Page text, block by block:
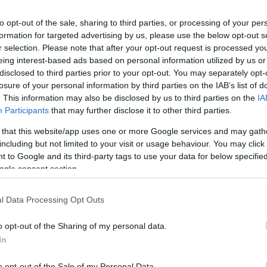
opt-out of the sale, sharing to third parties, or processing of your
for targeted advertising by us, please use the below opt-out
selection. Please note that after your opt-out request is processed
interest-based ads based on personal information utilized by us
to third parties prior to your opt-out. You may separately
of your personal information by third parties on the IAB’s list of
This information may also be disclosed by us to third parties on the
Participants that may further disclose it to other third parties.
that this website/app uses one or more Google services and may
but not limited to your visit or usage behaviour. You may
to Google and its third-party tags to use your data for below
consent section.
Data Processing Opt Outs
opt-out of the Sharing of my personal data.
mégis hiszek a tapasztalatszerzés szentségének
hogy egy hónapon keresztül kipróbálom a
kizárólag nyers zöldségekből,
ami még belefér, pl. hidegen sajtolt olaj) készült
Egyelőre úgy tekintek a feladatra, mint
fokkal magasztosabb és egészségesebb annál,
köszörűkőre. Illetve ezt a vészjósló képet
már megpróbáltam felkészíteni magamat
tegnap már teljesen nyersnövényileg étkeztem,
vagyok a jóllakottság érzésére. (Ezt ugyanis
következő cucctól határozottan:
a
(
: